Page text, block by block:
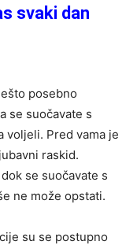
svaki dan
posebno
se suočavate s
voljeli. Pred vama je
raskid.
se suočavate s
ne može opstati.
su se postupno